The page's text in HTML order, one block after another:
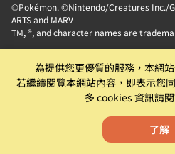
©Pokémon. ©Nintendo/Creatures Inc./
ARTS and MARV
TM, ®, and character names are
自動販賣機』卡片商品販售服務之自動販
遊戲僅為附屬功能。原廠及代理商均有權
下架等機具營運相關行為。
為提供您更優質的服務，本網
若繼續閱覽本網站內容，即表示您
多 cookies 資訊請
了解